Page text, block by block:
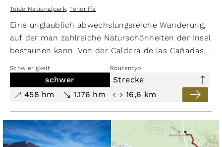
Teide Nationalpark, Teneriffa
Eine unglaublich abwechslungsreiche Wanderung,
auf der man zahlreiche Naturschönheiten der Insel
bestaunen kann. Von der Caldera de las Cañadas,
Mondlandschaften und nicht zu vergessen die
traumhaften Kiefernwälder der Corona Forestal.
Die anstrengendsten Anstiege liegen am Anfang
der Wanderroute, allerdings wartet die Tour mit
über 1.100 Höhenmetern Abstieg auf.
Schwierigkeit Routentyp
schwer
Strecke
458 hm
1.176 hm 16,6 km